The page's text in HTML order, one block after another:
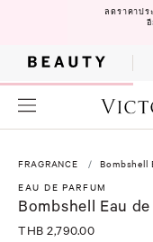
ลดราคาปร
FRAGRANCE
Bombshell
EAU DE PARFUM
Bombshell Eau
THB 2,790.00